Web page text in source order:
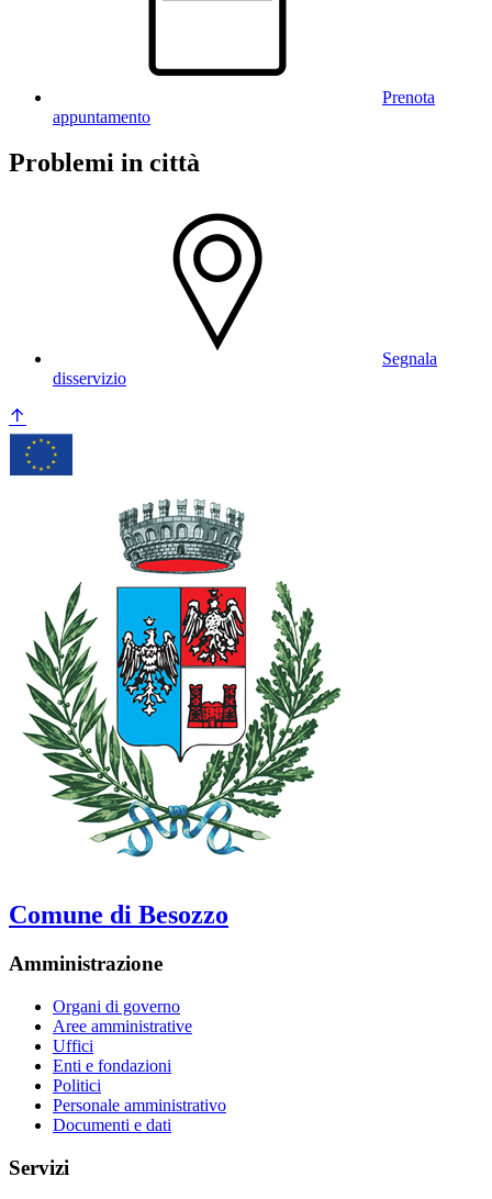
Prenota
appuntamento
Problemi in città
Segnala
disservizio
Comune di Besozzo
Amministrazione
Organi di governo
Aree amministrative
Uffici
Enti e fondazioni
Politici
Personale amministrativo
Documenti e dati
Servizi